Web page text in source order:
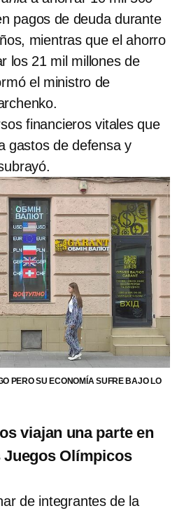
pagos de deuda durante
mientras que el ahorro
los 21 mil millones de
el ministro de
financieros vitales que
gastos de defensa y
PERO SU ECONOMÍA SUFRE BAJO LO
viajan una parte en
Olímpicos
de integrantes de la